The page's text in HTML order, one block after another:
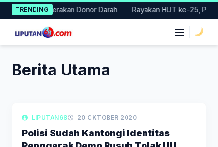
Skip
to
content
TRENDING
Gelar Gerakan Donor Darah Rayakan HUT ke-25, Partai
Berita Utama
LIPUTAN BERITA
LIPUTAN68 20 OKTOBER 2020
Polisi Sudah Kantongi Identitas